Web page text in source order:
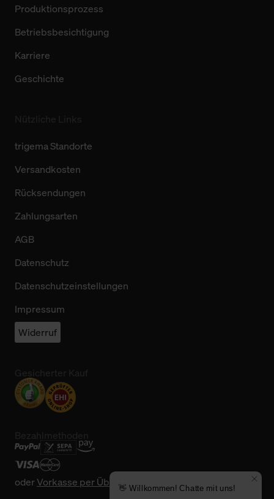
Produktionsprozess
Betriebsbesichtigung
Karriere
Geschichte
trigema Standorte
Versandkosten
Rücksendungen
Zahlungsarten
AGB
Datenschutz
Datenschutzeinstellungen
Impressum
Widerruf
oderVorkasse per Überweisung